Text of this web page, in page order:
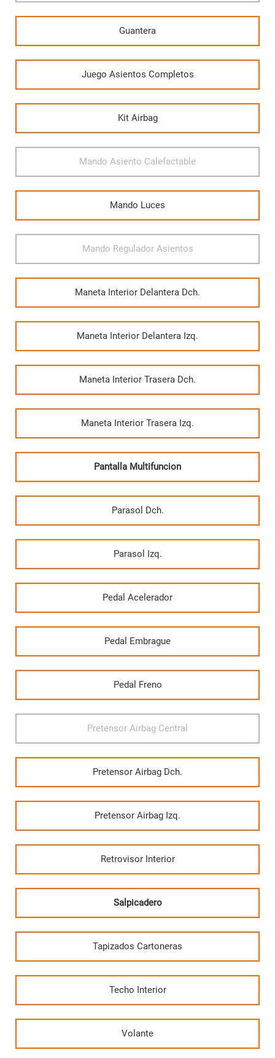
Guantera
Juego Asientos Completos
Kit Airbag
Mando Asiento Calefactable
Mando Luces
Mando Regulador Asientos
Maneta Interior Delantera Dch.
Maneta Interior Delantera Izq.
Maneta Interior Trasera Dch.
Maneta Interior Trasera Izq.
Pantalla Multifuncion
Parasol Dch.
Parasol Izq.
Pedal Acelerador
Pedal Embrague
Pedal Freno
Pretensor Airbag Central
Pretensor Airbag Dch.
Pretensor Airbag Izq.
Retrovisor Interior
Salpicadero
Tapizados Cartoneras
Techo Interior
Volante